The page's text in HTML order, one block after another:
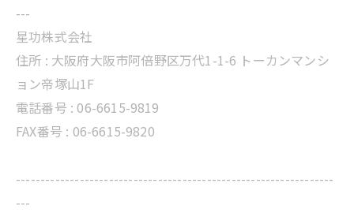
---
星功株式会社
住所 : 大阪府大阪市阿倍野区万代1-1-6 トーカンマンシ
ョン帝塚山1F
電話番号 : 06-6615-9819
FAX番号 : 06-6615-9820
-----------------------------------------------------------------
---